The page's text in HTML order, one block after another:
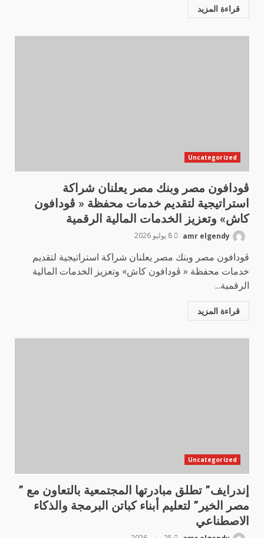
قراءة المزيد
Uncategorized
ڤودافون مصر وبنك مصر يعلنان شراكة
استراتيجية لتقديم خدمات محفظة « ڤودافون
كاش» وتعزيز الخدمات المالية الرقمية
ڤودافون مصر وبنك مصر يعلنان شراكة استراتيجية لتقديم
خدمات محفظة « ڤودافون كاش» وتعزيز الخدمات المالية
الرقمية...
قراءة المزيد
Uncategorized
إندرايف” تطلق مبادرتها المجتمعية بالتعاون مع ”
مصر الخير” لتعليم أبناء كباتن البرمجة والذكاء
الاصطناعي